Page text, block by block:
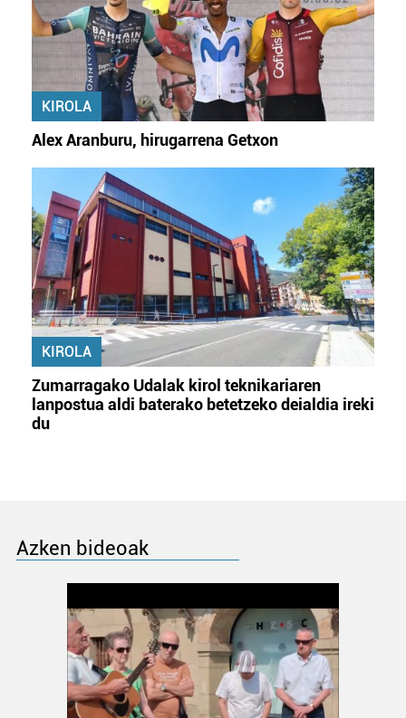
KIROLA
Alex Aranburu, hirugarrena Getxon
KIROLA
Zumarragako Udalak kirol teknikariaren
lanpostua aldi baterako betetzeko deialdia ireki
du
Azken bideoak